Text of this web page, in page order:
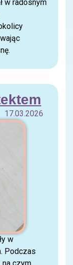
w radosnym
17.03.2026
w
Podczas